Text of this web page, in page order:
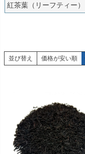
紅茶葉（リーフティー）
並び替え 価格が安い順